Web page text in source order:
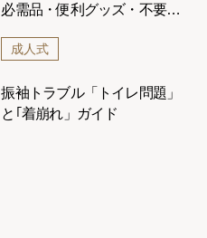
必需品・便利グッズ・不要な
成人式
振袖トラブル「トイレ問題」
と｢着崩れ」ガイド